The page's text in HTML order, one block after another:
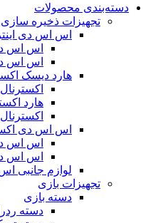
دسته‌بندی محصولات
تجهیزات ذخیره
اس اس دی
اس اس
اس اس
هارد دیسک
هارد
اس اس دی
اس اس
اس اس
لوازم جانبی
تجهیزات بازی
دسته بازی
دسته